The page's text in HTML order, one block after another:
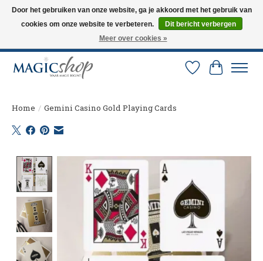
Altijd de nieuwste trucs op voorraad. Snelle verzending via PostNL en DHL.
Langskomen in onze winkel? Bel of mail om een afspraak te maken. 0251-
Verlanglijst
Home / Gemini Casino Gold Playing Cards
Product image slideshow Items
Door het gebruiken van onze website, ga je akkoord met het gebruik van
cookies om onze website te verbeteren.
Dit bericht verbergen
Meer over cookies »